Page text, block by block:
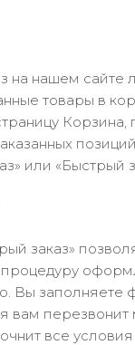
на нашем сайте
товары в
Корзина,
или «Быстрый
заказ»
Вы заполняете
вам
все условия